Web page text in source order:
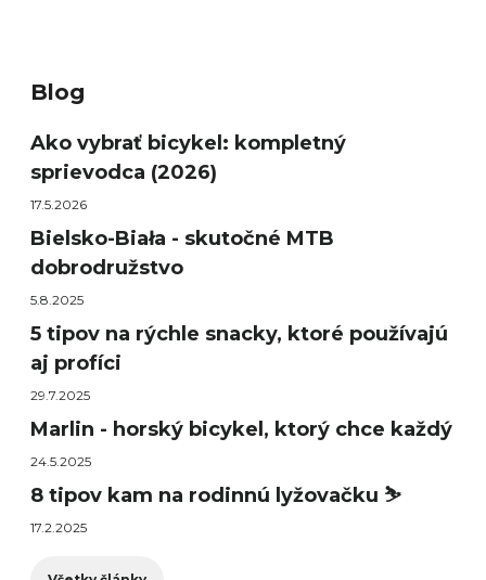
Blog
Ako vybrať bicykel: kompletný
sprievodca (2026)
17.5.2026
Bielsko-Biała - skutočné MTB
dobrodružstvo
5.8.2025
5 tipov na rýchle snacky, ktoré používajú
aj profíci
29.7.2025
Marlin - horský bicykel, ktorý chce každý
24.5.2025
8 tipov kam na rodinnú lyžovačku ⛷️
17.2.2025